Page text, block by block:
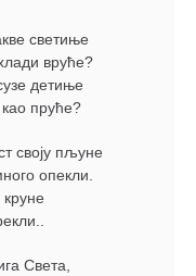
светиње
вруће?
детиње
пруће?
своју пљуне
опекли.
Света,